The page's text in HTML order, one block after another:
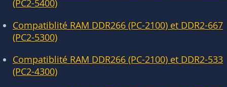
(PC2-5400)
Compatiblité RAM DDR266 (PC-2100) et DDR2-667
(PC2-5300)
Compatiblité RAM DDR266 (PC-2100) et DDR2-533
(PC2-4300)